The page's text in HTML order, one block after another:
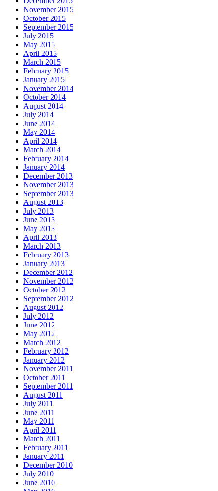
November 2015
October 2015
September 2015
July 2015
May 2015
April 2015
March 2015
February 2015
January 2015
November 2014
October 2014
August 2014
July 2014
June 2014
May 2014
April 2014
March 2014
February 2014
January 2014
December 2013
November 2013
September 2013
August 2013
July 2013
June 2013
May 2013
April 2013
March 2013
February 2013
January 2013
December 2012
November 2012
October 2012
September 2012
August 2012
July 2012
June 2012
May 2012
March 2012
February 2012
January 2012
November 2011
October 2011
September 2011
August 2011
July 2011
June 2011
May 2011
April 2011
March 2011
February 2011
January 2011
December 2010
July 2010
June 2010